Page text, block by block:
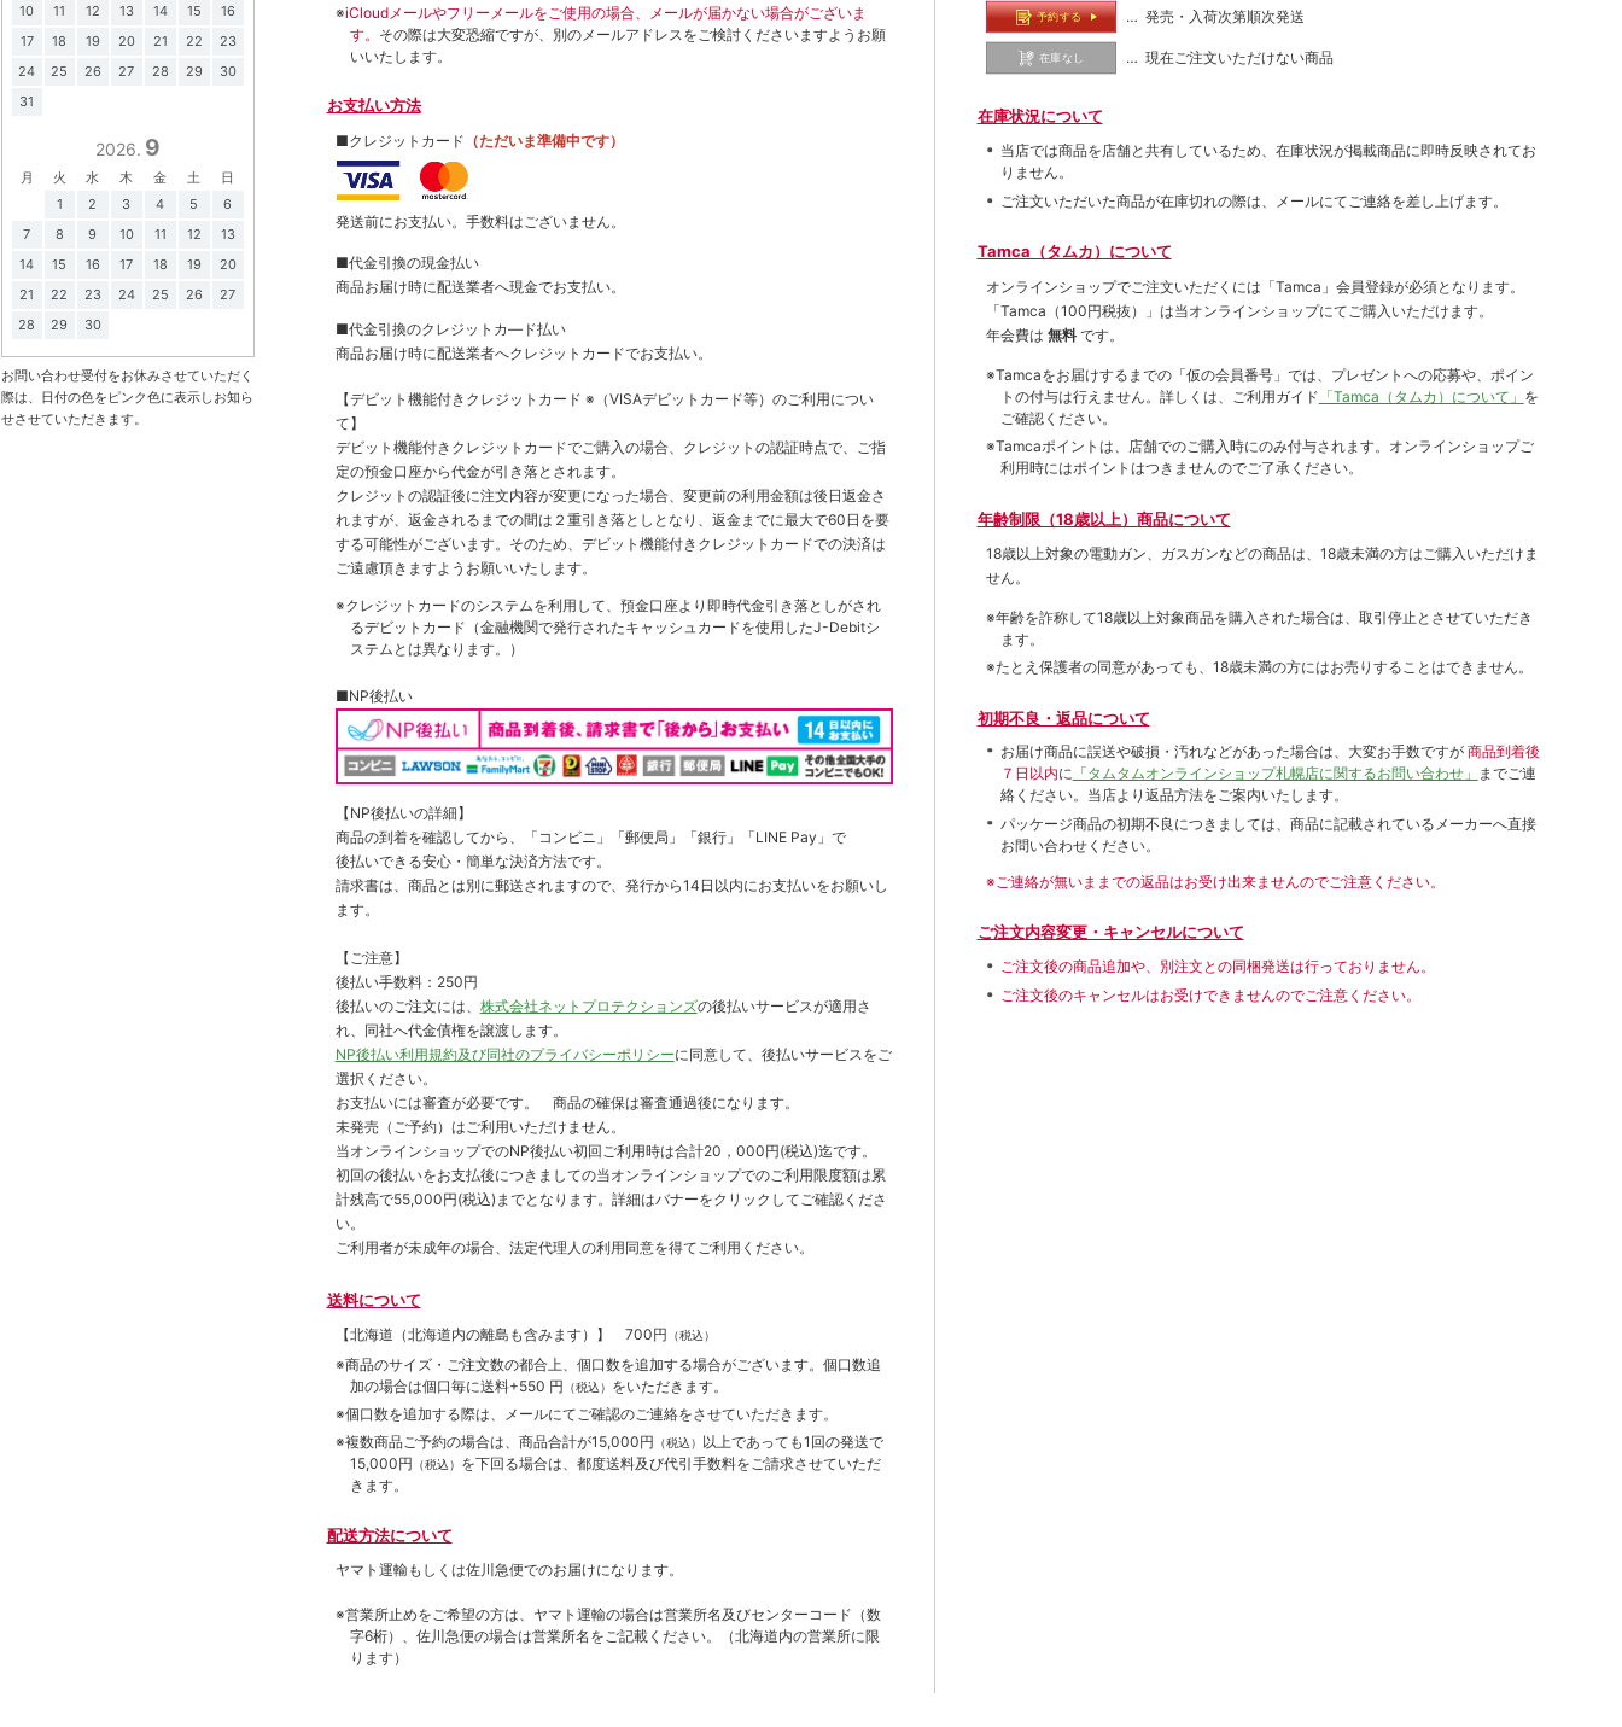
※iCloudメールやフリーメールをご使用の場合、メールが届かない場合がございま
す。 その際は大変恐縮ですが、別のメールアドレスをご検討くださいますようお願
いいたします。
お支払い方法
■クレジットカード （ただいま準備中です）
発送前にお支払い。手数料はございません。
■代金引換の現金払い
商品お届け時に配送業者へ現金でお支払い。
■代金引換のクレジットカ―ド払い
商品お届け時に配送業者へクレジットカードでお支払い。
【デビット機能付きクレジットカード ※（VISAデビットカード等） のご利用につい
て】
デビット機能付きクレジットカードでご購入の場合、クレジットの認証時点で、ご指
定の預金口座から代金が引き落とされます。
クレジットの認証後に注文内容が変更になった場合、変更前の利用金額は後日返金さ
れますが、返金されるまでの間は２重引き落としとなり、返金までに最大で60日を要
する可能性がございます。そのため、デビット機能付きクレジットカードでの決済は
ご遠慮頂きますようお願いいたします。
※クレジットカードのシステムを利用して、預金口座より即時代金引き落としがされ
るデビットカード（金融機関で発行されたキャッシュカードを使用したJ-Debitシ
ステムとは異なります。）
■NP後払い
【NP後払いの詳細】
商品の到着を確認してから、「コンビニ」「郵便局」「銀行」「LINE Pay」で
後払いできる安心・簡単な決済方法です。
請求書は、商品とは別に郵送されますので、発行から14日以内にお支払いをお願いし
ます。
【ご注意】
後払い手数料：250円
後払いのご注文には、 株式会社ネットプロテクションズの後払いサービスが適用さ
れ、同社へ代金債権を譲渡します。
NP後払い利用規約及び同社のプライバシーポリシーに同意して、後払いサービスをご
選択ください。
お支払いには審査が必要です。 商品の確保は審査通過後になります。
未発売（ご予約）はご利用いただけません。
当オンラインショップでのNP後払い初回ご利用時は合計20，000円(税込)迄です。
初回の後払いをお支払後につきましての当オンラインショップでのご利用限度額は累
計残高で55,000円(税込)までとなります。詳細はバナーをクリックしてご確認くださ
い。
ご利用者が未成年の場合、法定代理人の利用同意を得てご利用ください。
送料について
【北海道（北海道内の離島も含みます）】 700円 （税込）
※商品のサイズ・ご注文数の都合上、個口数を追加する場合がございます。個口数追
加の場合は個口毎に送料+550 円 （税込） をいただきます。
※個口数を追加する際は、メールにてご確認のご連絡をさせていただきます。
※複数商品ご予約の場合は、商品合計が15,000円 （税込） 以上であっても1回の発送で
15,000円 （税込） を下回る場合は、都度送料及び代引手数料をご請求させていただ
きます。
配送方法について
ヤマト運輸もしくは佐川急便でのお届けになります。
※営業所止めをご希望の方は、ヤマト運輸の場合は営業所名及びセンターコード（数
字6桁）、佐川急便の場合は営業所名をご記載ください。（北海道内の営業所に限
ります）
予約する … 発売・入荷次第順次発送
在庫なし … 現在ご注文いただけない商品
在庫状況について
当店では商品を店舗と共有しているため、在庫状況が掲載商品に即時反映されてお
りません。
ご注文いただいた商品が在庫切れの際は、メールにてご連絡を差し上げます。
Tamca（タムカ）について
オンラインショップでご注⽂いただくには「Tamca」会員登録が必須となります。
「Tamca （100円税抜）
」は当オンラインショップにてご購⼊いただけます。
年会費は 無料 です。
※Tamcaをお届けするまでの「仮の会員番号」では、プレゼントへの応募や、ポイン
トの付与は⾏えません。詳しくは、ご利⽤ガイド 「Tamca（タムカ）について」 を
ご確認ください。
※Tamcaポイントは、店舗でのご購⼊時にのみ付与されます。オンラインショップご
利用時にはポイントはつきませんのでご了承ください。
年齢制限（18歳以上）商品について
18歳以上対象の電動ガン、ガスガンなどの商品は、18歳未満の方はご購入いただけま
せん。
※年齢を詐称して18歳以上対象商品を購入された場合は、取引停止とさせていただき
ます。
※たとえ保護者の同意があっても、18歳未満の方にはお売りすることはできません。
初期不良・返品について
お届け商品に誤送や破損・汚れなどがあった場合は、大変お手数ですが 商品到着後
７日以内に 「タムタムオンラインショップ札幌店に関するお問い合わせ」 までご連
絡ください。当店より返品方法をご案内いたします。
パッケージ商品の初期不良につきましては、商品に記載されているメーカーへ直接
お問い合わせください。
※ご連絡が無いままでの返品はお受け出来ませんのでご注意ください。
ご注文内容変更・キャンセルについて
ご注文後の商品追加や、別注文との同梱発送は行っておりません。
ご注文後のキャンセルはお受けできませんのでご注意ください。
10
11 12 13 14 15
16
17
18 19 20 21 22
23
24
25 26 27 28 29
30
31
2026. 9
月 火 水 木 金 土
日
1
2 3 4 5
6
7
8 9 10 11 12
13
14
15 16 17 18 19
20
21
22 23 24 25 26
27
28
29 30
お問い合わせ受付をお休みさせていただく
際は、日付の色をピンク色に表示しお知ら
せさせていただきます。